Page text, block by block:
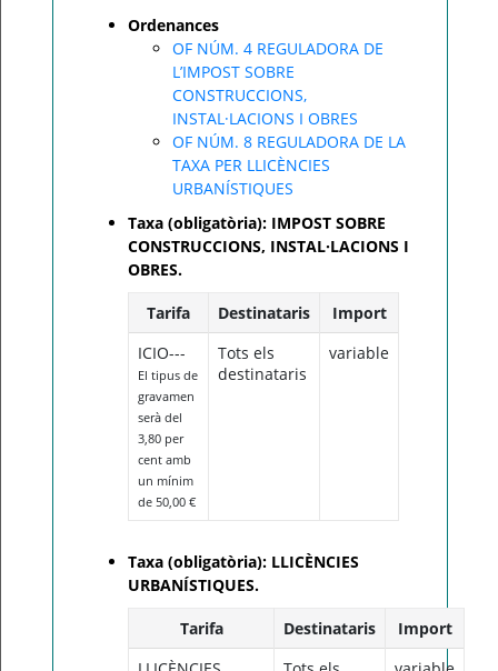
Ordenances
OF NÚM. 4 REGULADORA DE
L’IMPOST SOBRE
CONSTRUCCIONS,
INSTAL·LACIONS I OBRES
OF NÚM. 8 REGULADORA DE LA
TAXA PER LLICÈNCIES
URBANÍSTIQUES
Taxa (obligatòria): IMPOST SOBRE
CONSTRUCCIONS, INSTAL·LACIONS I
OBRES.
Tarifa Destinataris
Import
ICIO---
El tipus de
gravamen
serà del
3,80 per
cent amb
un mínim
de 50,00 €
Tots els
destinataris
variable
Taxa (obligatòria): LLICÈNCIES
URBANÍSTIQUES.
Tarifa Destinataris
Import